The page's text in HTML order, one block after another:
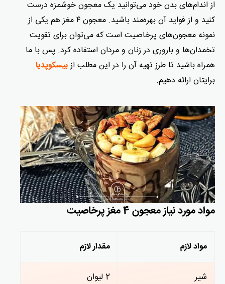
از اندام‌های بدن خود می‌توانید یک معجون خوشمزه درست
کنید و از فواید آن بهره‌مند باشید. معجون ۴ مغز هم یکی از
نمونه معجون‌های پرخاصیت است که می‌توان برای تقویت
تخمدان‌ها و باروری در زنان و مردان استفاده کرد. پس با ما
همراه باشید تا طرز تهیه آن را در این مطلب ازبیسکوپدیا
برایتان ارائه دهیم.
مواد مورد نیاز معجون 4 مغز پرخاصیت
مواد لازم مقدار لازم
شیر 2 لیوان